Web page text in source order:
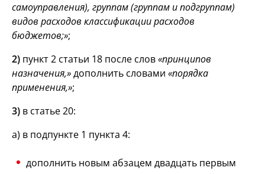
самоуправления), группам (группам и подгруппам)
видов расходов классификации расходов
бюджетов;»;
2) пункт 2 статьи 18 после слов«принципов
назначения,»дополнить словами «порядка
применения,»;
3) в статье 20:
а) в подпункте 1 пункта 4:
дополнить новым абзацем двадцать первым